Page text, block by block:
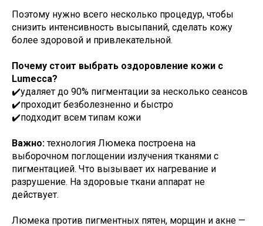
Поэтому нужно всего несколько процедур, чтобы
снизить интенсивность высыпаний, сделать кожу
более здоровой и привлекательной.
Почему стоит выбрать оздоровление кожи с
Lumecca?
✔️удаляет до 90% пигментации за несколько сеансов
✔️проходит безболезненно и быстро
✔️подходит всем типам кожи
Важно:технология Люмека построена на
выборочном поглощении излучения тканями с
пигментацией. Что вызывает их нагревание и
разрушение. На здоровые ткани аппарат не
действует.
Люмека против пигментных пятен, морщин и акне —